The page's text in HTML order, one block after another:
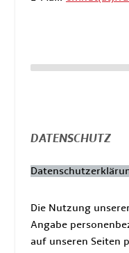
DATENSCHUTZ
Die Nutzung
Angabe
auf unseren Seiten